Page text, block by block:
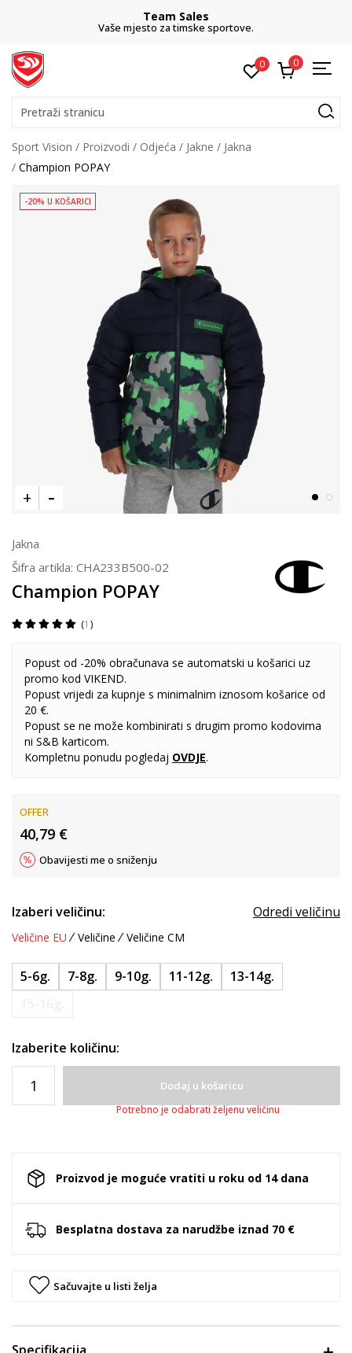
Team Sales
Vaše mjesto za timske sportove.
0 0
Pretraži stranicu
Sport Vision Proizvodi Odjeća Jakne
Jakna
Champion POPAY
-20% U KOŠARICI
Jakna
Šifra artikla: CHA233B500-02
Champion POPAY
1
Popust od -20% obračunava se automatski u košarici uz
promo kod VIKEND.
Popust vrijedi za kupnje s minimalnim iznosom košarice od
20 €.
Popust se ne može kombinirati s drugim promo kodovima
ni S&B karticom.
Kompletnu ponudu pogledaj OVDJE.
OFFER
40,79 €
Obavijesti me o sniženju
Izaberi veličinu: Odredi veličinu
Veličine EU Veličine Veličine CM
5-6g. 7-8g. 9-10g. 11-12g.
13-14g.
Izaberite količinu:
Dodaj u košaricu
Potrebno je odabrati željenu veličinu
Proizvod je moguće vratiti u roku od 14 dana
Besplatna dostava za narudžbe iznad 70 €
Sačuvajte u listi želja